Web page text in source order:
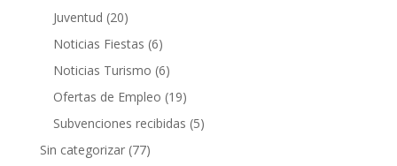
Juventud (20)
Noticias Fiestas (6)
Noticias Turismo (6)
Ofertas de Empleo (19)
Subvenciones recibidas (5)
Sin categorizar(77)